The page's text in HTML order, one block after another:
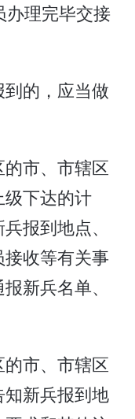
办理完毕交接
的，应当做
的市、市辖区
下达的计
报到地点、
收等有关事
新兵名单、
的市、市辖区
新兵报到地